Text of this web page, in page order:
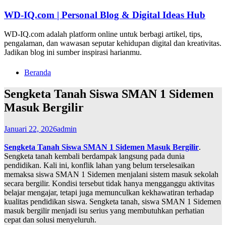
Lompat
konten
WD-IQ.com | Personal Blog & Digital Ideas Hub
WD-IQ.com adalah platform online untuk berbagi artikel, tips,
pengalaman, dan wawasan seputar kehidupan digital dan kreativitas.
Jadikan blog ini sumber inspirasi harianmu.
Beranda
Sengketa Tanah Siswa SMAN 1 Sidemen
Masuk Bergilir
Januari 22, 2026admin
Sengketa Tanah Siswa SMAN 1 Sidemen Masuk Bergilir.
Sengketa tanah kembali berdampak langsung pada dunia
pendidikan. Kali ini, konflik lahan yang belum terselesaikan
memaksa siswa SMAN 1 Sidemen menjalani sistem masuk sekolah
secara bergilir. Kondisi tersebut tidak hanya mengganggu aktivitas
belajar mengajar, tetapi juga memunculkan kekhawatiran terhadap
kualitas pendidikan siswa. Sengketa tanah, siswa SMAN 1 Sidemen
masuk bergilir menjadi isu serius yang membutuhkan perhatian
cepat dan solusi menyeluruh.